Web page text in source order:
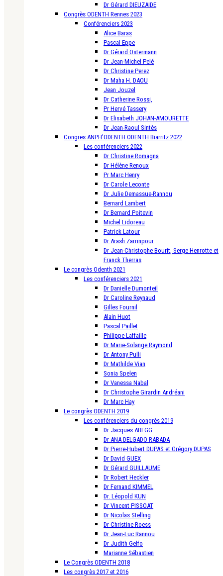
Dr Gérard DIEUZAIDE
Congrès ODENTH Rennes 2023
Conférenciers 2023
Alice Baras
Pascal Eppe
Dr Gérard Ostermann
Dr Jean-Michel Pelé
Dr Christine Perez
Dr Maha H. DAOU
Jean Jouzel
Dr Catherine Rossi,
Pr Hervé Tassery
Dr Elisabeth JOHAN-AMOURETTE
Dr Jean-Raoul Sintès
Congres ANPH’ODENTH ODENTH Biarritz 2022
Les conférenciers 2022
Dr Christine Romagna
Dr Hélène Renoux
Pr Marc Henry
Dr Carole Leconte
Dr Julie Demassue-Rannou
Bernard Lambert
Dr Bernard Poitevin
Michel Lidoreau
Patrick Latour
Dr Arash Zarrinpour
Dr Jean-Christophe Bourit, Serge Henrotte et
Franck Therras
Le congrès Odenth 2021
Les conférenciers 2021
Dr Danielle Dumonteil
Dr Caroline Reynaud
Gilles Fournil
Alain Huot
Pascal Paillet
Philippe Laffaille
Dr Marie-Solange Raymond
Dr Antony Pulli
Dr Mathilde Vian
Sonia Spelen
Dr Vanessa Nabal
Dr Christophe Girardin Andréani
Dr Marc Hay
Le congrès ODENTH 2019
Les conférenciers du congrès 2019
Dr Jacques ABEGG
Dr ANA DELGADO RABADA
Dr Pierre-Hubert DUPAS et Grégory DUPAS
Dr David GUEX
Dr Gérard GUILLAUME
Dr Robert Heckler
Dr Fernand KIMMEL
Dr. Léopold KUN
Dr Vincent PISSOAT
Dr Nicolas Stelling
Dr Christine Roess
Dr Jean-Luc Rannou
Dr Judith Gelfo
Marianne Sébastien
Le Congrès ODENTH 2018
Les congrès 2017 et 2016